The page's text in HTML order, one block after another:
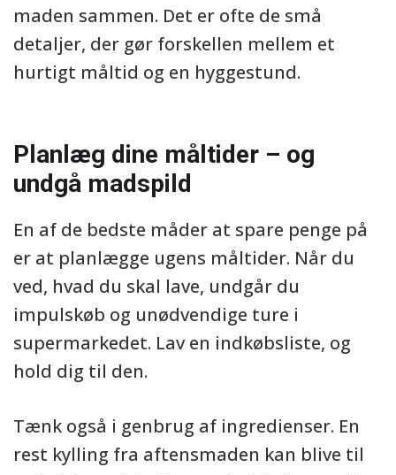
maden sammen. Det er ofte de små
detaljer, der gør forskellen mellem et
hurtigt måltid og en hyggestund.
Planlæg dine måltider – og
undgå madspild
En af de bedste måder at spare penge på
er at planlægge ugens måltider. Når du
ved, hvad du skal lave, undgår du
impulskøb og unødvendige ture i
supermarkedet. Lav en indkøbsliste, og
hold dig til den.
Tænk også i genbrug af ingredienser. En
rest kylling fra aftensmaden kan blive til